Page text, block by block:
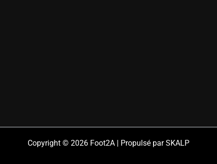
Copyright © 2026 Foot2A | Propulsé par SKALP